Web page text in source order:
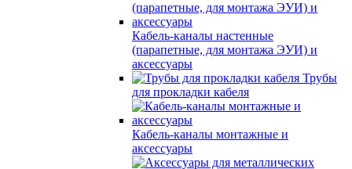
Кабель-каналы настенные
(парапетные, для монтажа ЭУИ) и
аксессуары
Трубы
для прокладки кабеля
Кабель-каналы монтажные и
аксессуары